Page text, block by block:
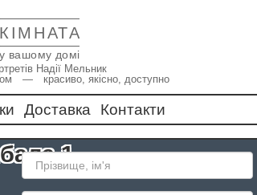
КІМНАТА
у вашому домі
Надії Мельник
— красиво, якісно, доступно
Доставка Контакти
1